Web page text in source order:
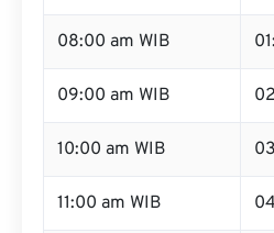
08:00 am WIB
09:00 am WIB
10:00 am WIB
11:00 am WIB